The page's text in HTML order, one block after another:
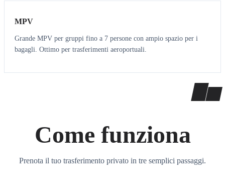
MPV
Grande MPV per gruppi fino a 7 persone con ampio spazio per i
bagagli. Ottimo per trasferimenti aeroportuali.
Come funziona
Prenota il tuo trasferimento privato in tre semplici passaggi.